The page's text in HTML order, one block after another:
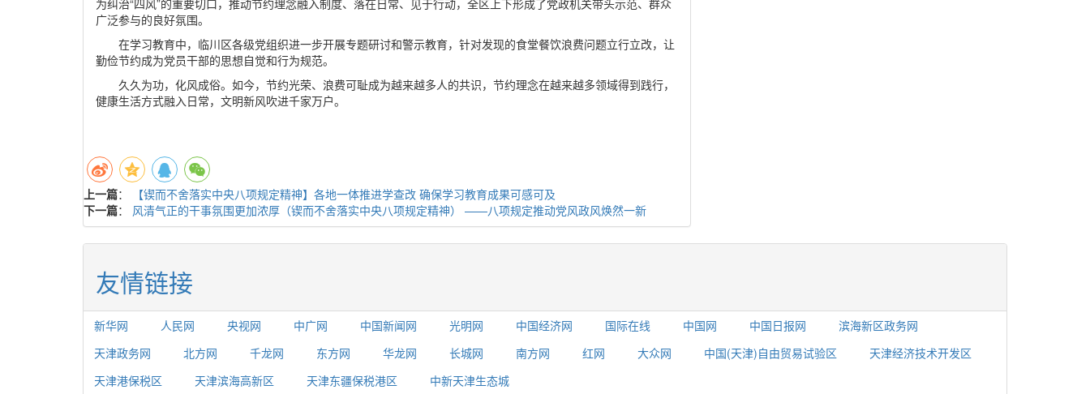
为纠治“四风”的重要切口，推动节约理念融入制度、落在日常、见于行动，全区上下形成了党政机关带头示范、群众
广泛参与的良好氛围。
在学习教育中，临川区各级党组织进一步开展专题研讨和警示教育，针对发现的食堂餐饮浪费问题立行立改，让
勤俭节约成为党员干部的思想自觉和行为规范。
久久为功，化风成俗。如今，节约光荣、浪费可耻成为越来越多人的共识，节约理念在越来越多领域得到践行，
健康生活方式融入日常，文明新风吹进千家万户。
上一篇：
【锲而不舍落实中央八项规定精神】各地一体推进学查改 确保学习教育成果可感可及
下一篇： 风清气正的干事氛围更加浓厚（锲而不舍落实中央八项规定精神） ——八项规定推动党风政风焕然一新
友情链接
新华网 人民网 央视网 中广网 中国新闻网 光明网 中国经济网 国际在线 中国网 中国日报网
滨海新区政务网
天津政务网
北方网 千龙网 东方网 华龙网 长城网 南方网 红网 大众网 中国(天津)自由贸易试验区
天津经济技术开发区
天津港保税区
天津滨海高新区 天津东疆保税港区 中新天津生态城